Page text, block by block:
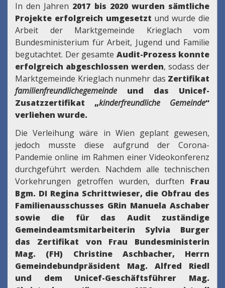
In den Jahren 2017 bis 2020 wurden sämtliche
Projekte erfolgreich umgesetzt und wurde die
Arbeit der Marktgemeinde Krieglach vom
Bundesministerium für Arbeit, Jugend und Familie
begutachtet. Der gesamte Audit-Prozess konnte
erfolgreich abgeschlossen werden, sodass der
Marktgemeinde Krieglach nunmehr das Zertifikat
familienfreundlichegemeinde und das Unicef-
Zusatzzertifikat „kinderfreundliche Gemeinde“
verliehen wurde.
Die Verleihung wäre in Wien geplant gewesen,
jedoch musste diese aufgrund der Corona-
Pandemie online im Rahmen einer Videokonferenz
durchgeführt werden. Nachdem alle technischen
Vorkehrungen getroffen wurden, durften Frau
Bgm. DI Regina Schrittwieser, die Obfrau des
Familienausschusses GRin Manuela Aschaber
sowie die für das Audit zuständige
Gemeindeamtsmitarbeiterin Sylvia Burger
das Zertifikat von Frau Bundesministerin
Mag. (FH) Christine Aschbacher, Herrn
Gemeindebundpräsident Mag. Alfred Riedl
und dem Unicef-Geschäftsführer Mag.